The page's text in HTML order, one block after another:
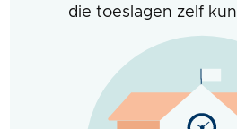
die toeslagen zelf